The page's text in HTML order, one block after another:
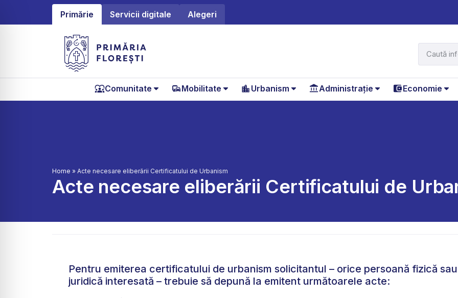
Primărie Servicii digitale Alegeri
Comunitate Mobilitate Urbanism Administrație Economie
Home » Acte necesare eliberării Certificatului de Urbanism
Acte necesare eliberării Certificatului de
Pentru emiterea certificatului de urbanism solicitantul – orice persoană fizică sau
juridică interesată – trebuie să depună la emitent următoarele acte: